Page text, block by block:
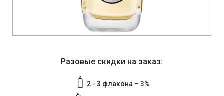
Разовые скидки на заказ:
2 - 3 флакона – 3%